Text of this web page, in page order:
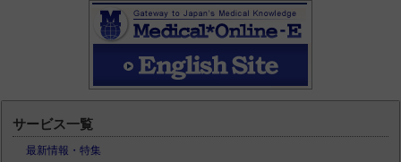
サービス一覧
最新情報・特集